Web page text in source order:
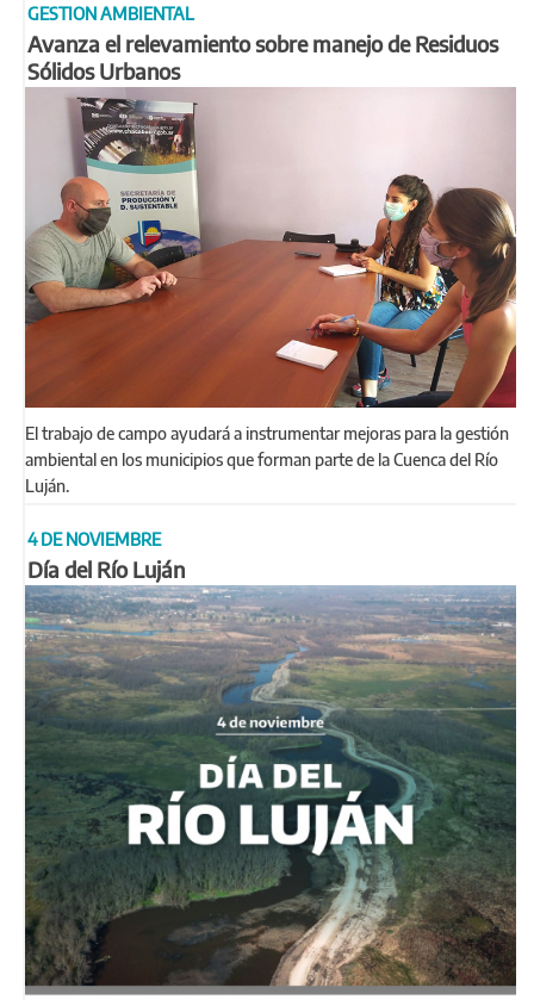
GESTION AMBIENTAL
Avanza el relevamiento sobre manejo de Residuos
Sólidos Urbanos
El trabajo de campo ayudará a instrumentar mejoras para la gestión
ambiental en los municipios que forman parte de la Cuenca del Río
Luján.
4 DE NOVIEMBRE
Día del Río Luján